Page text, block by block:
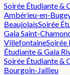
Soirée Étudiante &
Ambérieu-en-
BeaujolaisSoirée
GalaSaint-
VillefontaineSoirée
Étudiante & Gala
Soirée Étudiante &
Bourgoin-Jallieu